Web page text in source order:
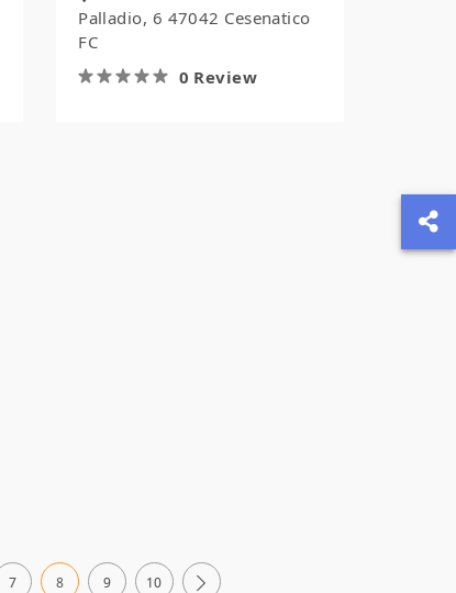
Palladio, 6 47042 Cesenatico
FC
0 Review
7 8 9 10